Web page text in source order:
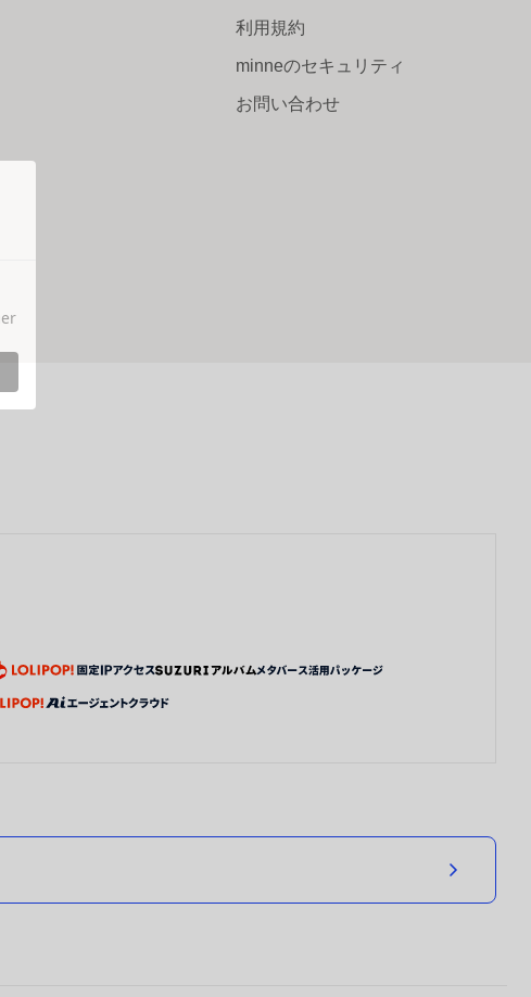
利用規約
minneのセキュリティ
お問い合わせ